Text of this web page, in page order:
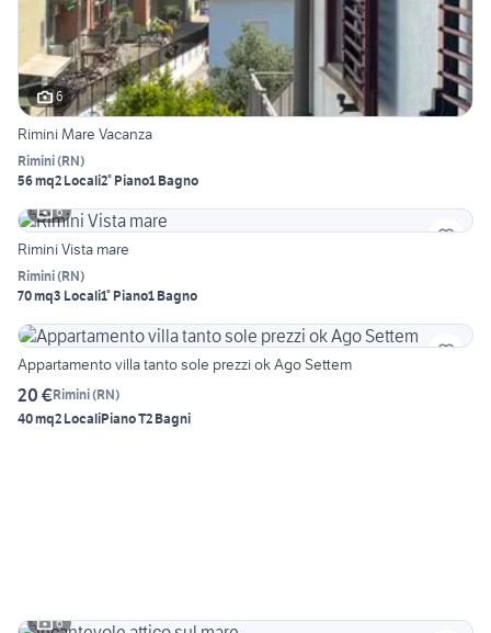
6
Rimini Mare Vacanza
Rimini(RN)
56 mq2 Locali2° Piano1 Bagno
6
Rimini Vista mare
Rimini(RN)
70 mq3 Locali1° Piano1 Bagno
Appartamento villa tanto sole prezzi ok Ago Settem
20 €Rimini(RN)
40 mq2 LocaliPiano T2 Bagni
6